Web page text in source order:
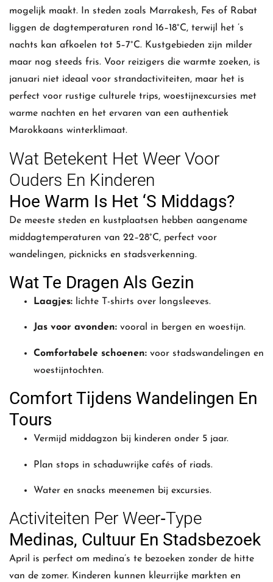
mogelijk maakt. In steden zoals Marrakesh, Fes of Rabat
liggen de dagtemperaturen rond 16–18°C, terwijl het ’s
nachts kan afkoelen tot 5–7°C. Kustgebieden zijn milder
maar nog steeds fris. Voor reizigers die warmte zoeken, is
januari niet ideaal voor strandactiviteiten, maar het is
perfect voor rustige culturele trips, woestijnexcursies met
warme nachten en het ervaren van een authentiek
Marokkaans winterklimaat.
Wat Betekent Het Weer Voor
Ouders En Kinderen
Hoe Warm Is Het ‘s Middags?
De meeste steden en kustplaatsen hebben aangename
middagtemperaturen van 22–28°C, perfect voor
wandelingen, picknicks en stadsverkenning.
Wat Te Dragen Als Gezin
Laagjes: lichte T-shirts over longsleeves.
Jas voor avonden: vooral in bergen en woestijn.
Comfortabele schoenen: voor stadswandelingen en
woestijntochten.
Comfort Tijdens Wandelingen En
Tours
Vermijd middagzon bij kinderen onder 5 jaar.
Plan stops in schaduwrijke cafés of riads.
Water en snacks meenemen bij excursies.
Activiteiten Per Weer‑type
Medinas, Cultuur En Stadsbezoek
April is perfect om medina’s te bezoeken zonder de hitte
van de zomer. Kinderen kunnen kleurrijke markten en